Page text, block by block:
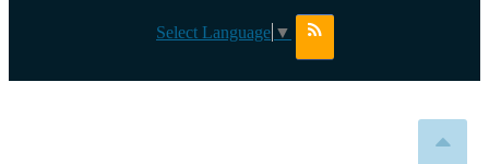
Select Language ▼